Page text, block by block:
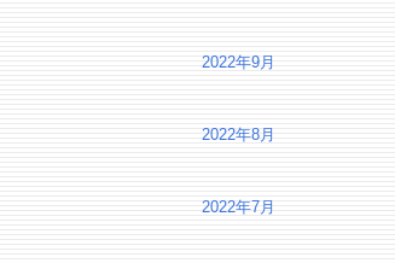
2022年9月
2022年8月
2022年7月